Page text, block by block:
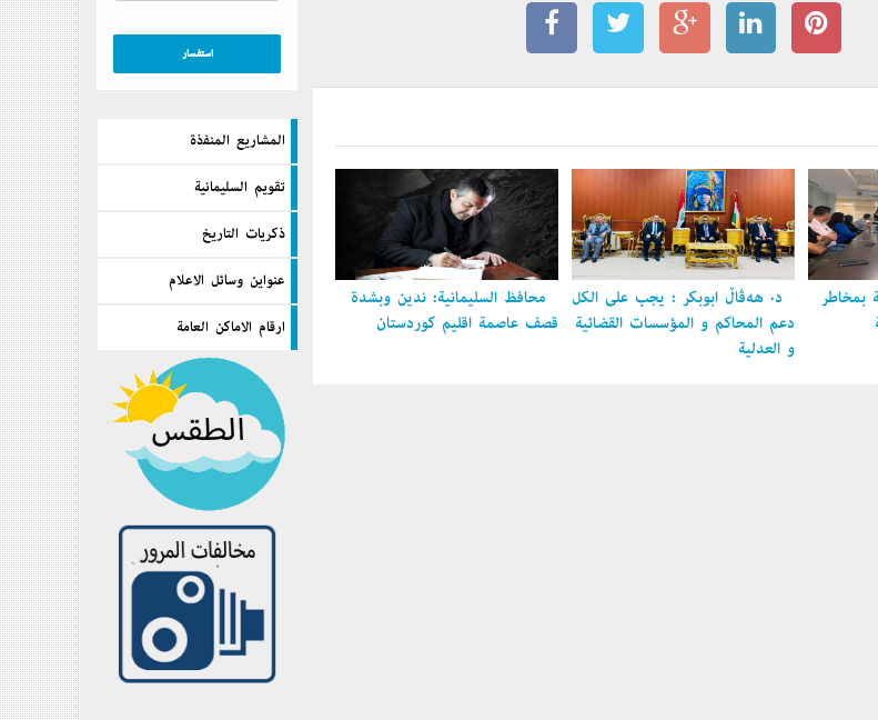
المشاريع المنفذة
تقويم السليمانية
ذكريات التاريخ
عنواين وسائل الاعلام
ارقام الاماكن العامة
محافظ السليمانية: ندين وبشدة
قصف عاصمة إقليم كوردستان
د. هەڤاڵ أبوبكر : يجب على الكل
دعم المحاكم و المؤسسات القضائية
و العدلية
بمخاطر